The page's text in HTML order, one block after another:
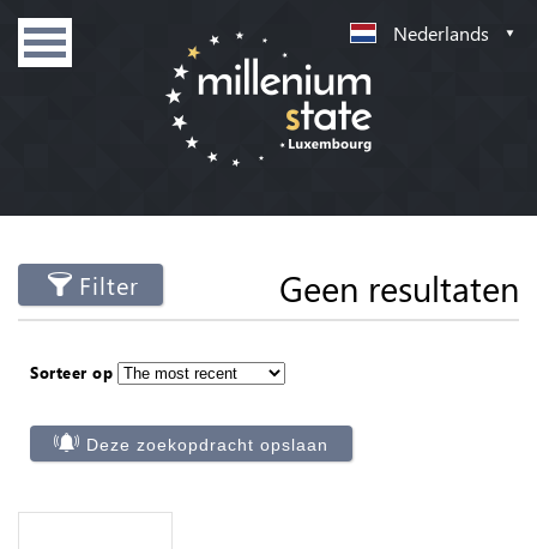
Nederlands
Filter Geen resultaten
Sorteer op
Deze zoekopdracht opslaan